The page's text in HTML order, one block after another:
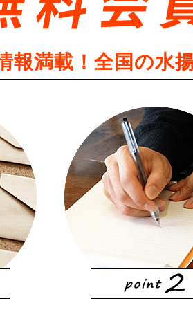
報満載！全国の水